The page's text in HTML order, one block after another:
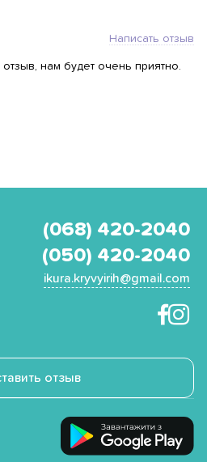
Написать отзыв
нам будет очень приятно.
(068) 420-2040
(050) 420-2040
ikura.kryvyirih@gmail.com
отзыв